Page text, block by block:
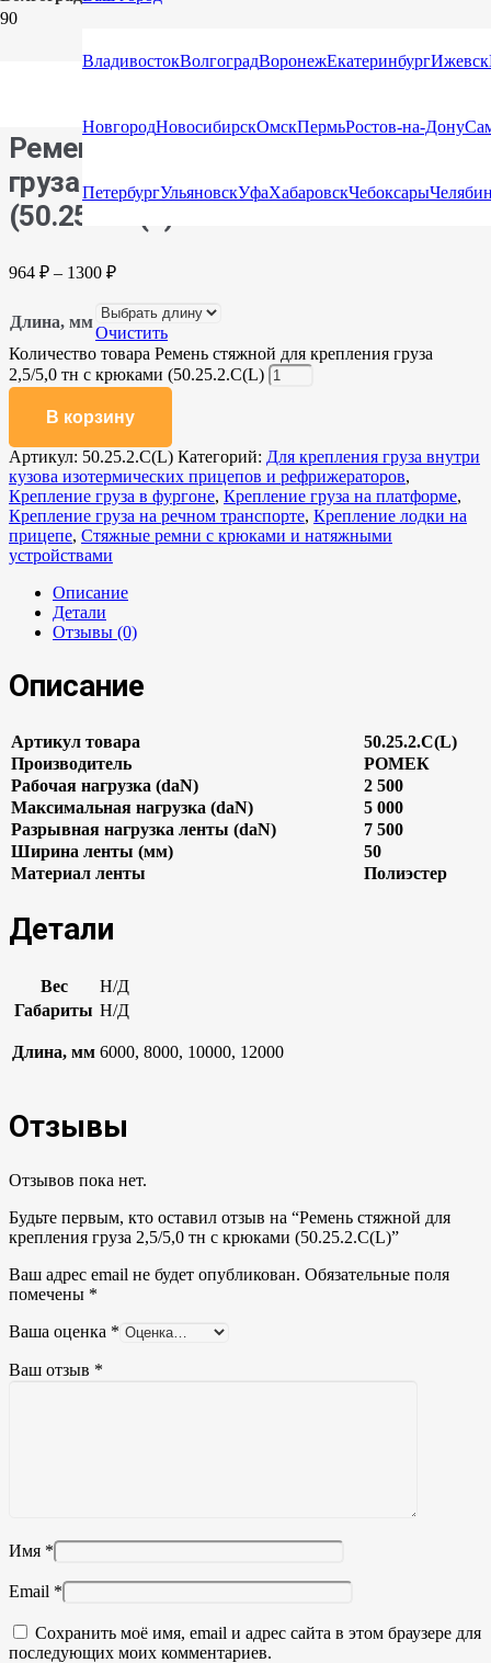
ВладивостокВолгоградВоронежЕкатеринбургИжевск
НовгородНовосибирскОмскПермьРостов-на-Дону
ПетербургУльяновскУфаХабаровскЧебоксары
Каталог/Стяжные ремни/Стяжные ремни с
Ремень стяжной для крепления
груза 2,5/5,0 тн с крюками
(50.25.2.C(L)
964 ₽ – 1300 ₽
Длина, мм
Очистить
Количество товара Ремень стяжной для крепления груза
2,5/5,0 тн с крюками (50.25.2.C(L)
В корзину
Артикул: 50.25.2.C(L) Категорий: Для крепления груза внутри
кузова изотермических прицепов и рефрижераторов,
Крепление груза в фургоне, Крепление груза на платформе,
Крепление груза на речном транспорте, Крепление лодки на
прицепе, Стяжные ремни с крюками и натяжными
устройствами
Описание
Детали
Отзывы (0)
Описание
Артикул товара
50.25.2.C(L)
Производитель
РОМЕК
Рабочая нагрузка (daN)
2 500
Максимальная нагрузка (daN)
5 000
Разрывная нагрузка ленты (daN)
7 500
Ширина ленты (мм)
50
Материал ленты
Полиэстер
Детали
Вес
Н/Д
Габариты Н/Д
Длина, мм 6000, 8000, 10000, 12000
Отзывы
Отзывов пока нет.
Будьте первым, кто оставил отзыв на “Ремень стяжной для
крепления груза 2,5/5,0 тн с крюками (50.25.2.C(L)”
Ваш адрес email не будет опубликован. Обязательные поля
помечены *
Ваша оценка *
Ваш отзыв *
Имя *
Email *
Сохранить моё имя, email и адрес сайта в этом браузере для
последующих моих комментариев.